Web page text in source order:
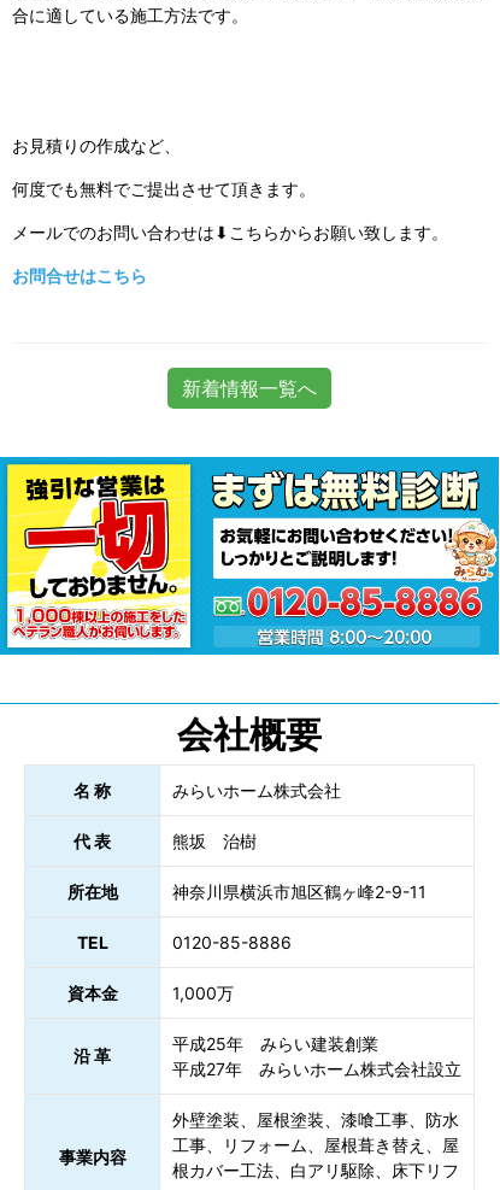
合に適している施工方法です。
お見積りの作成など、
何度でも無料でご提出させて頂きます。
メールでのお問い合わせは⬇こちらからお願い致します。
お問合せはこちら
新着情報一覧へ
会社概要
名 称 みらいホーム株式会社
代 表 熊坂 治樹
所在地 神奈川県横浜市旭区鶴ヶ峰2-9-11
TEL 0120-85-8886
資本金 1,000万
沿 革
平成25年 みらい建装創業
平成27年 みらいホーム株式会社設立
事業内容
外壁塗装、屋根塗装、漆喰工事、防水
工事、リフォーム、屋根葺き替え、屋
根カバー工法、白アリ駆除、床下リフ